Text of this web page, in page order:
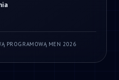
PROGRAMOWĄ MEN 2026